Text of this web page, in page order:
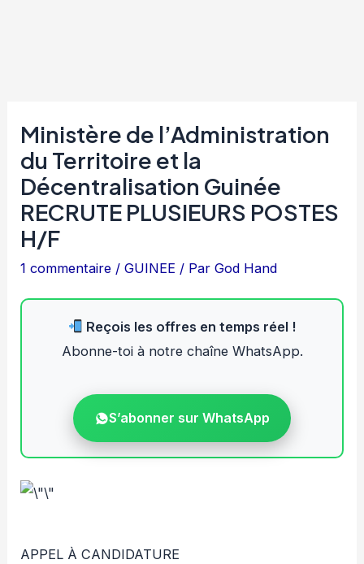
Ministère de l’Administration
du Territoire et la
Décentralisation Guinée
RECRUTE PLUSIEURS POSTES
H/F
1 commentaire /GUINEE / ParGod Hand
Reçois les offres en temps réel !
Abonne-toi à notre chaîne WhatsApp.
S’abonner sur WhatsApp
APPEL À CANDIDATURE